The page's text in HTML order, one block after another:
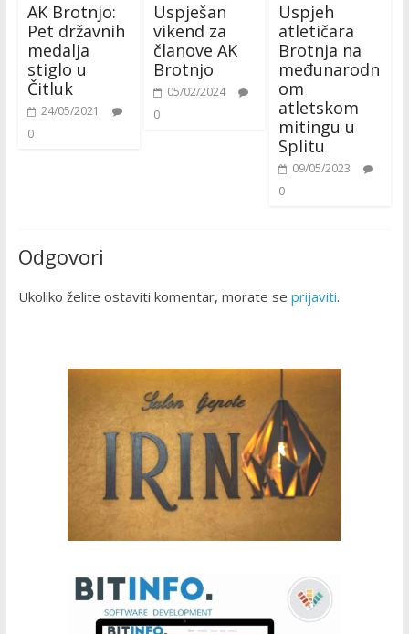
AK Brotnjo:
Pet državnih
medalja
stiglo u
Čitluk
24/05/2021
0
Uspješan
vikend za
članove AK
Brotnjo
05/02/2024
0
Uspjeh
atletičara
Brotnja na
međunarodn
om
atletskom
mitingu u
Splitu
09/05/2023
0
Odgovori
Ukoliko želite ostaviti komentar, morate se prijaviti.